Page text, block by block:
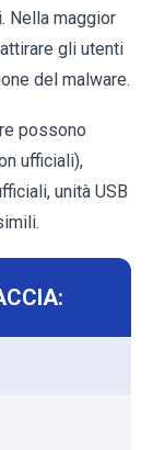
Nella maggior
gli utenti
del malware.
possono
ufficiali),
unità USB